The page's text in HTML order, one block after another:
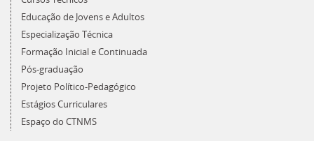
Educação de Jovens e Adultos
Especialização Técnica
Formação Inicial e Continuada
Pós-graduação
Projeto Político-Pedagógico
Estágios Curriculares
Espaço do CTNMS